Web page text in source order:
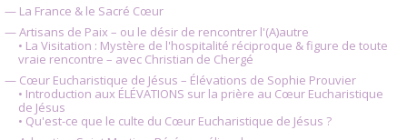
— La France & le Sacré Cœur
— Artisans de Paix – ou le désir de rencontrer l'(A)autre
• La Visitation : Mystère de l'hospitalité réciproque & figure de toute
vraie rencontre – avec Christian de Chergé
— Cœur Eucharistique de Jésus – Élévations de Sophie Prouvier
• Introduction aux ÉLÉVATIONS sur la prière au Cœur Eucharistique
de Jésus
• Qu'est-ce que le culte du Cœur Eucharistique de Jésus ?